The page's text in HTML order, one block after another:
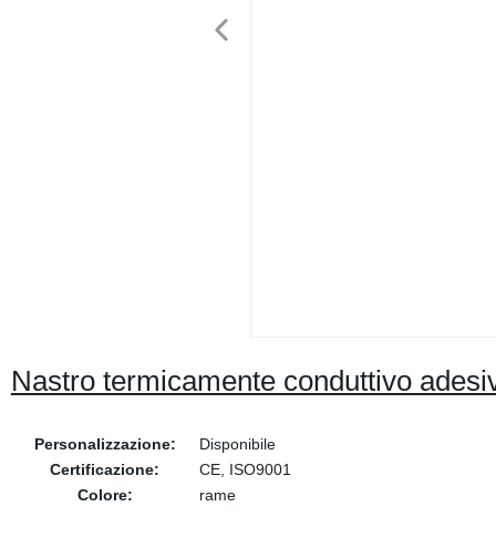
Nastro termicamente conduttivo
Personalizzazione:
Disponibile
Certificazione:
CE, ISO9001
Colore:
rame